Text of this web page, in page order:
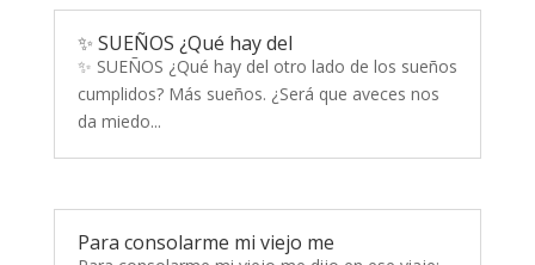
✨ SUEÑOS ¿Qué hay del
✨ SUEÑOS ¿Qué hay del otro lado de los sueños
cumplidos? Más sueños. ¿Será que aveces nos
da miedo...
Para consolarme mi viejo me